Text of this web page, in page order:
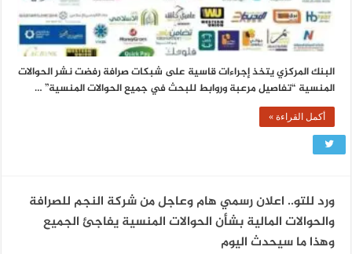
البنك المركزي يتخذ إجراءات قاسية على شبكات صرافة رفضت نشر الحوالات
المنسية “تفاصيل مرعبة وروابط للبحث في جميع الحوالات المنسية” …
أكمل القراءة »
ورد للتو.. اعلان رسمي هام وعاجل من شركة النجم للصرافة
والحوالات المالية بشأن الحوالات المنسية يفاجئ الجميع
وهذا ما سيحدث اليوم